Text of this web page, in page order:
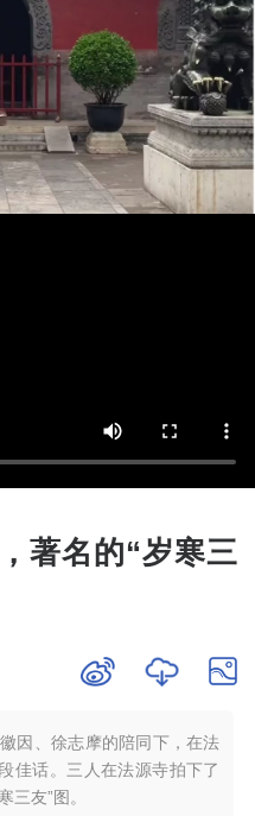
著名的“岁寒三
因、徐志摩的陪同下，在法
佳话。三人在法源寺拍下了
三友”图。